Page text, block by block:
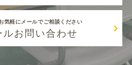
気軽にメールでご相談ください
ルお問い合わせ